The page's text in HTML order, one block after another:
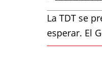
La TDT se
esperar. El